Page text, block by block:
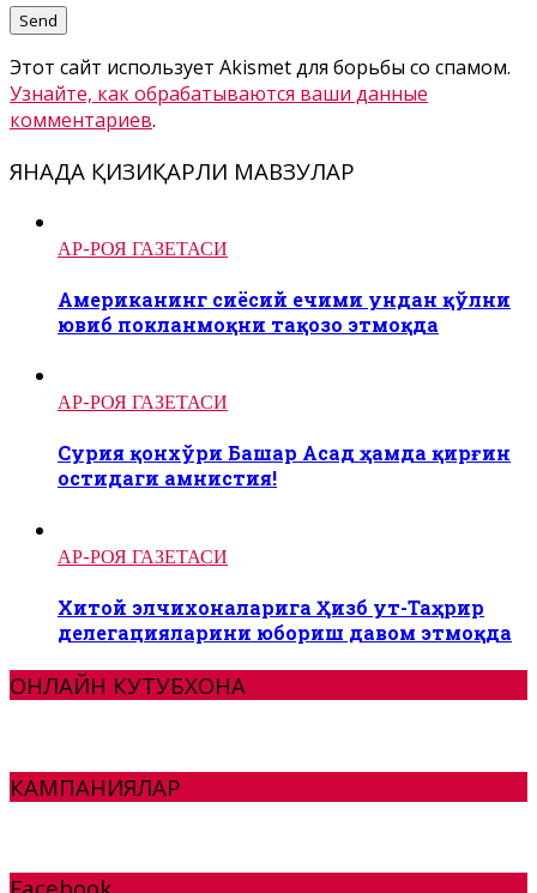
Этот сайт использует Akismet для борьбы со спамом.
Узнайте, как обрабатываются ваши данные
комментариев.
ЯНАДА ҚИЗИҚАРЛИ МАВЗУЛАР
АР-РОЯ ГАЗЕТАСИ
Американинг сиёсий ечими ундан қўлни
ювиб покланмоқни тақозо этмоқда
АР-РОЯ ГАЗЕТАСИ
Сурия қонхўри Башар Асад ҳамда қирғин
остидаги амнистия!
АР-РОЯ ГАЗЕТАСИ
Хитой элчихоналарига Ҳизб ут-Таҳрир
делегацияларини юбориш давом этмоқда
ОНЛАЙН КУТУБХОНА
КАМПАНИЯЛАР